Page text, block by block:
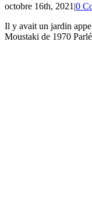
octobre 16th, 2021 |0
Il y avait un jardin
Moustaki de 1970